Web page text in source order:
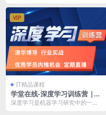
念和基本使...
VIP
IT精品课程
学堂在线-深度学习训练营 |
完结
深度学习是机器学习研究中的一个